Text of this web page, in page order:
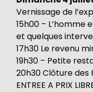
Vernissage de
15h00 – L’homme
et quelques
17h30 Le revenu
19h30 – Petite
20h30 Clôture des
ENTREE A PRIX